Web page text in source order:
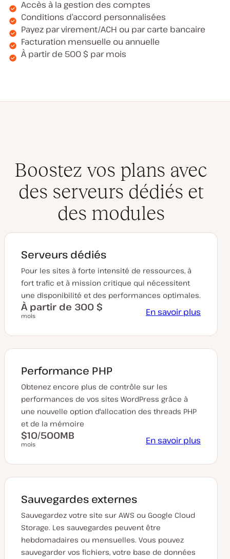
Accès à la gestion des comptes
Conditions d’accord personnalisées
Payez par virement/ACH ou par carte bancaire
Facturation mensuelle ou annuelle
À partir de 500 $ par mois
Boostez vos plans avec
des serveurs dédiés et
des modules
Serveurs dédiés
Pour les sites à forte intensité de ressources, à
fort trafic et à mission critique qui nécessitent
une disponibilité et des performances optimales.
À partir de 300 $
mois En savoir plus
Performance PHP
Obtenez encore plus de contrôle sur les
performances de vos sites WordPress grâce à
une nouvelle option d'allocation des threads PHP
et de la mémoire
$10/500MB
mois En savoir plus
Sauvegardes externes
Sauvegardez votre site sur AWS ou Google Cloud
Storage. Les sauvegardes peuvent être
hebdomadaires ou mensuelles. Vous pouvez
sauvegarder vos fichiers, votre base de données